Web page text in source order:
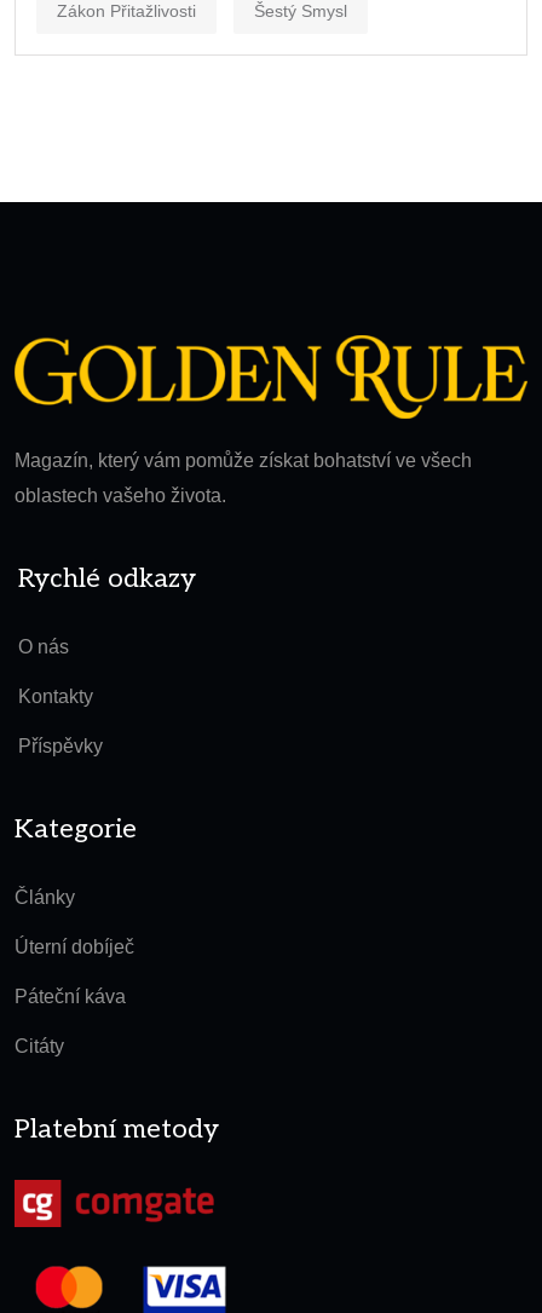
Zákon Přitažlivosti Šestý Smysl
Magazín, který vám pomůže získat bohatství ve všech
oblastech vašeho života.
Rychlé odkazy
O nás
Kontakty
Příspěvky
Kategorie
Články
Úterní dobíječ
Páteční káva
Citáty
Platební metody